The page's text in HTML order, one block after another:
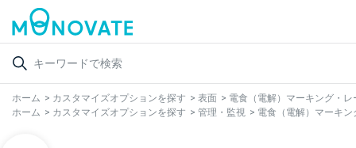
ホーム > カスタマイズオプションを探す > 表面 > 電食（電解）マーキング・
ホーム > カスタマイズオプションを探す > 管理・監視 > 電食（電解）マーキ